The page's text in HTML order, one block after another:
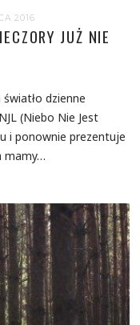
2016
JUŻ NIE
dzienne
(Niebo Nie Jest
i ponownie prezentuje
mamy…